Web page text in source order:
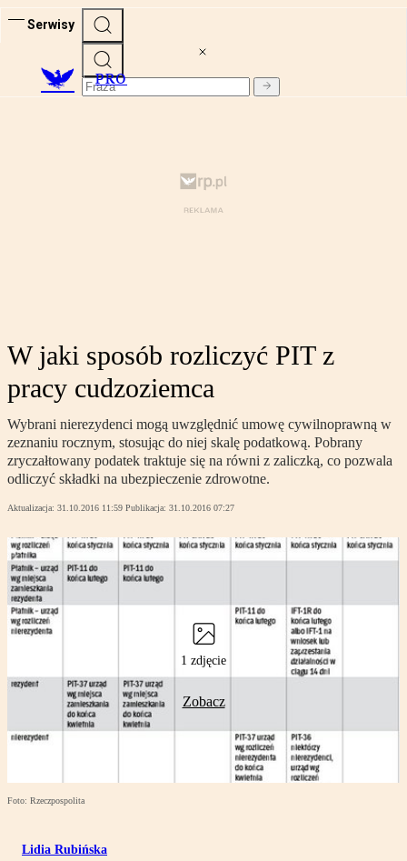
Serwisy
PRO
W jaki sposób rozliczyć PIT z
pracy cudzoziemca
Wybrani nierezydenci mogą uwzględnić umowę cywilnoprawną w
zeznaniu rocznym, stosując do niej skalę podatkową. Pobrany
zryczałtowany podatek traktuje się na równi z zaliczką, co pozwala
odliczyć składki na ubezpieczenie zdrowotne.
Aktualizacja: 31.10.2016 11:59 Publikacja: 31.10.2016 07:27
1 zdjęcie
Zobacz
Foto: Rzeczpospolita
Lidia Rubińska